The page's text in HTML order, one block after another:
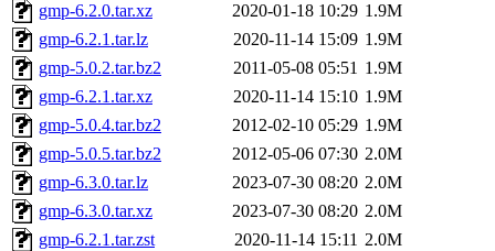
gmp-6.2.0.tar.xz
2020-01-18 10:29 1.9M
gmp-6.2.1.tar.lz
2020-11-14 15:09 1.9M
gmp-5.0.2.tar.bz2
2011-05-08 05:51 1.9M
gmp-6.2.1.tar.xz
2020-11-14 15:10 1.9M
gmp-5.0.4.tar.bz2
2012-02-10 05:29 1.9M
gmp-5.0.5.tar.bz2
2012-05-06 07:30 2.0M
gmp-6.3.0.tar.lz
2023-07-30 08:20 2.0M
gmp-6.3.0.tar.xz
2023-07-30 08:20 2.0M
gmp-6.2.1.tar.zst
2020-11-14 15:11 2.0M